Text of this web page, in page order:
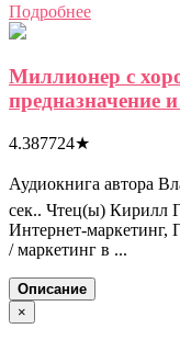
Подробнее
Миллионер с
предназначение
4.387724★
Аудиокнига автора
сек.. Чтец(ы) Кирилл
Интернет-маркетинг,
/ маркетинг в ...
Описание
×